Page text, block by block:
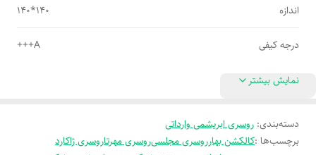
اندازه 140*140
درجه کیفی A+++
نمایش بیشتر
دسته‌بندی: روسری ابریشمی وارداتی
برچسب‌ها :کالکشن بهارروسری مجلسیروسری مهرتاروسری ژاکارد